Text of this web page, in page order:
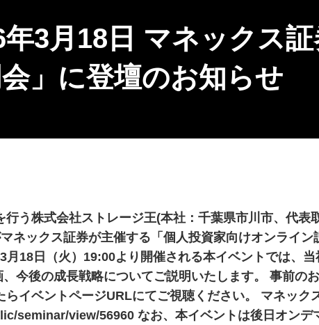
3月18日 マネックス証
」に登壇のお知らせ
う株式会社ストレージ王(本社：千葉県市川市、代表
ネックス証券が主催する「個人投資家向けオンライン
18日（火）19:00より開催される本イベントでは、
今後の成長戦略についてご説明いたします。 事前の
イベントページURLにてご視聴ください。 マネック
seminar/view/56960 なお、本イベントは後日オンデ